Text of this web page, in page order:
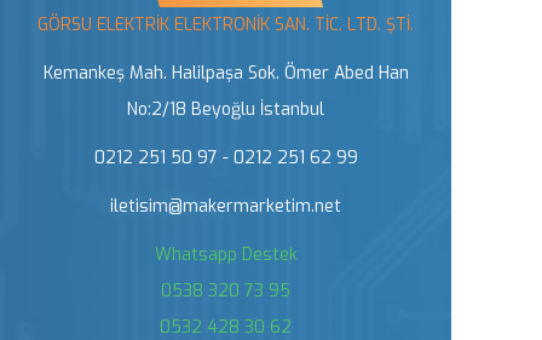
GÖRSU ELEKTRİK ELEKTRONİK SAN. TİC. LTD. ŞTİ.
Kemankeş Mah. Halilpaşa Sok. Ömer Abed Han
No:2/18 Beyoğlu İstanbul
0212 251 50 97 - 0212 251 62 99
iletisim@makermarketim.net
Whatsapp Destek
0538 320 73 95
0532 428 30 62